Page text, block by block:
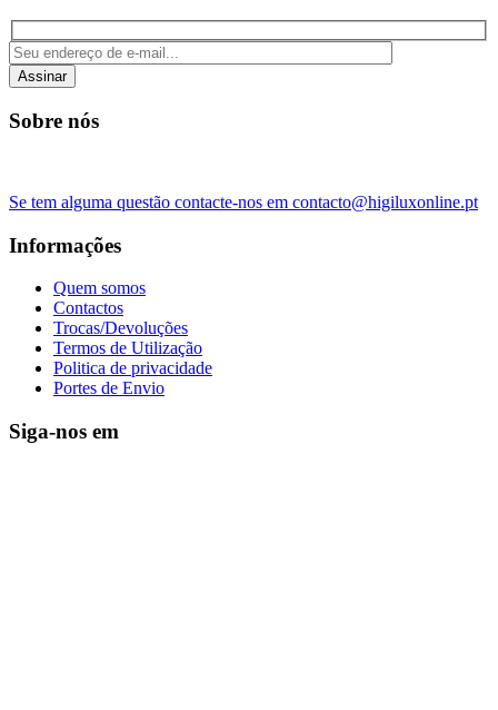
Assinar
Sobre nós
Se tem alguma questão contacte-nos em contacto@higiluxonline.pt
Informações
Quem somos
Contactos
Trocas/Devoluções
Termos de Utilização
Politica de privacidade
Portes de Envio
Siga-nos em